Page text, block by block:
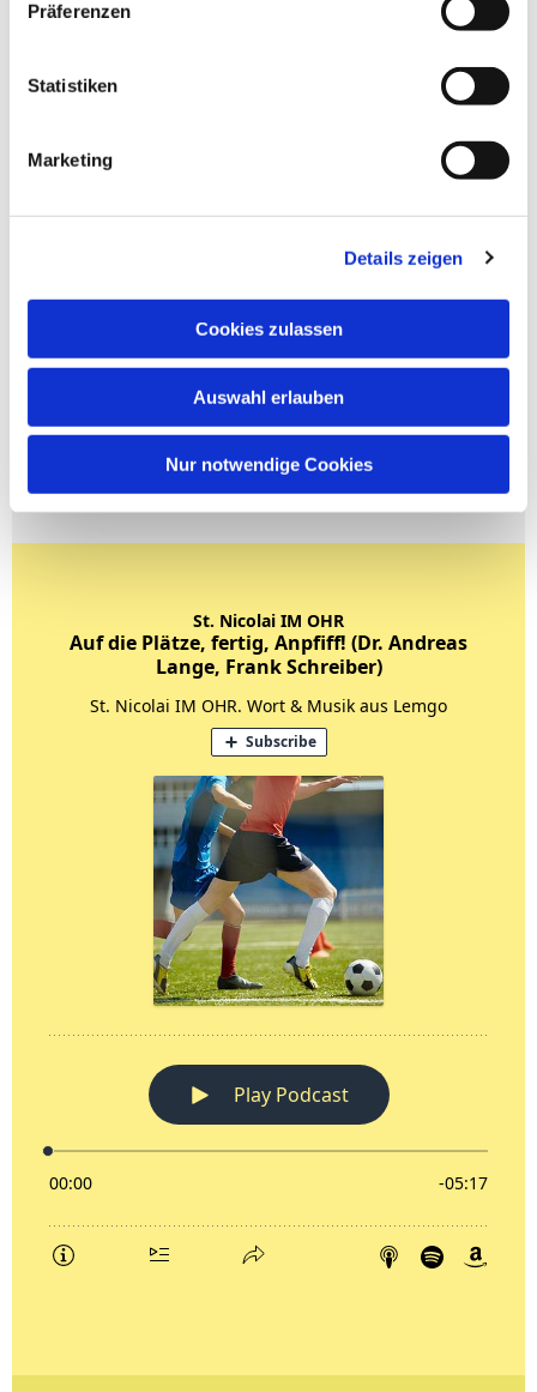
Präferenzen
Statistiken
Marketing
Details zeigen
Cookies zulassen
Auswahl erlauben
Nur notwendige Cookies